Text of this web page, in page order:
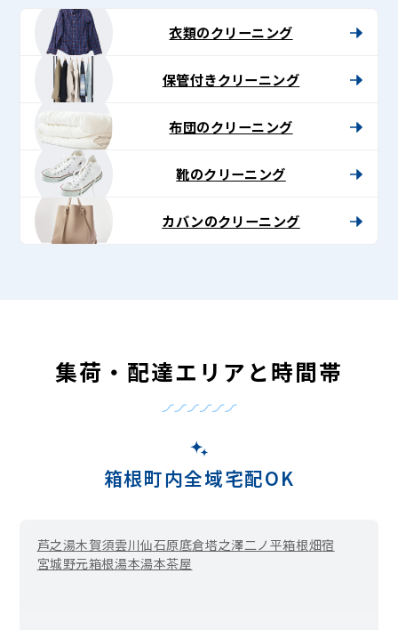
衣類のクリーニング
保管付きクリーニング
布団のクリーニング
靴のクリーニング
カバンのクリーニング
集荷・配達エリアと時間帯
箱根町内全域宅配OK
芦之湯木賀須雲川仙石原底倉塔之澤二ノ平箱根畑宿
宮城野元箱根湯本湯本茶屋